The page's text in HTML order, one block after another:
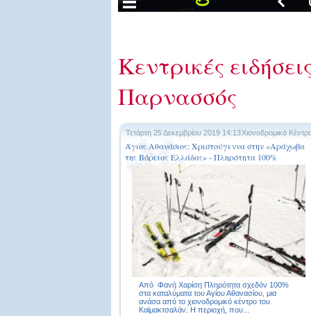
Κεντρικές
Παρνασσός
Τετάρτη 25 Δεκεμβρίου 2019 14:13Χιονοδρομικά
Άγιος Αθανάσιος: Χριστούγεννα στην «Αράχωβα
της Βόρειας Ελλάδας» - Πληρότητα 100%
Από Φανή Χαρίση Πληρότητα σχεδόν 100%
στα καταλύματα του Αγίου Αθανασίου, μια
ανάσα από το χιονοδρομικό κέντρο του
Καϊμακτσαλάν. Η περιοχή, που...